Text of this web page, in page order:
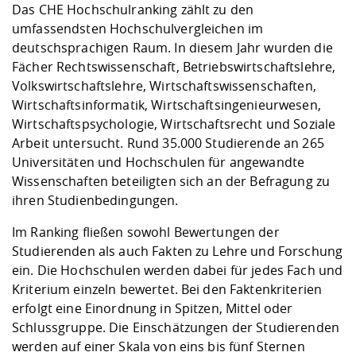
Das CHE Hochschulranking zählt zu den
umfassendsten Hochschulvergleichen im
deutschsprachigen Raum. In diesem Jahr wurden die
Fächer Rechtswissenschaft, Betriebswirtschaftslehre,
Volkswirtschaftslehre, Wirtschaftswissenschaften,
Wirtschaftsinformatik, Wirtschaftsingenieurwesen,
Wirtschaftspsychologie, Wirtschaftsrecht und Soziale
Arbeit untersucht. Rund 35.000 Studierende an 265
Universitäten und Hochschulen für angewandte
Wissenschaften beteiligten sich an der Befragung zu
ihren Studienbedingungen.
Im Ranking fließen sowohl Bewertungen der
Studierenden als auch Fakten zu Lehre und Forschung
ein. Die Hochschulen werden dabei für jedes Fach und
Kriterium einzeln bewertet. Bei den Faktenkriterien
erfolgt eine Einordnung in Spitzen, Mittel oder
Schlussgruppe. Die Einschätzungen der Studierenden
werden auf einer Skala von eins bis fünf Sternen